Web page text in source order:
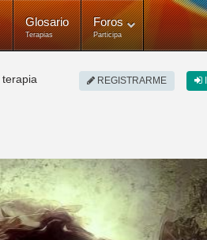
Glosario
Terapias
Foros
Participa
REGISTRARME